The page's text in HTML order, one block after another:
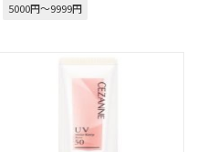
5000円～9999円